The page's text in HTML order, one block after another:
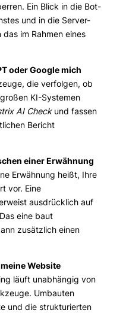
Ein Blick in die Bot-
und in die Server-
im Rahmen eines
oder Google mich
die verfolgen, ob
KI-Systemen
AI Checkund fassen
Bericht
einer Erwähnung
Erwähnung heißt, Ihre
vor. Eine
ausdrücklich auf
eine baut
zusätzlich einen
Website
läuft unabhängig von
Umbauten
und die strukturierten